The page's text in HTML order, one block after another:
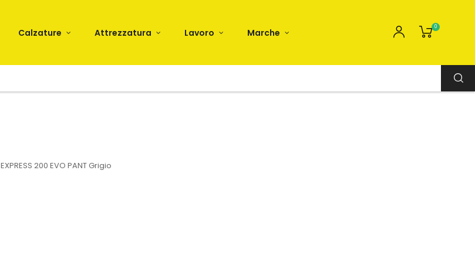
Calzature Attrezzatura Lavoro Marche
0
EXPRESS 200 EVO PANT Grigio